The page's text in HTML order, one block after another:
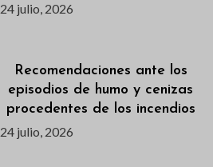
24 julio, 2026
Recomendaciones ante los
episodios de humo y cenizas
procedentes de los incendios
24 julio, 2026